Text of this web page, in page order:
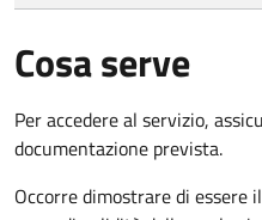
Cosa serve
Per accedere al servizio,
documentazione prevista.
Occorre dimostrare di